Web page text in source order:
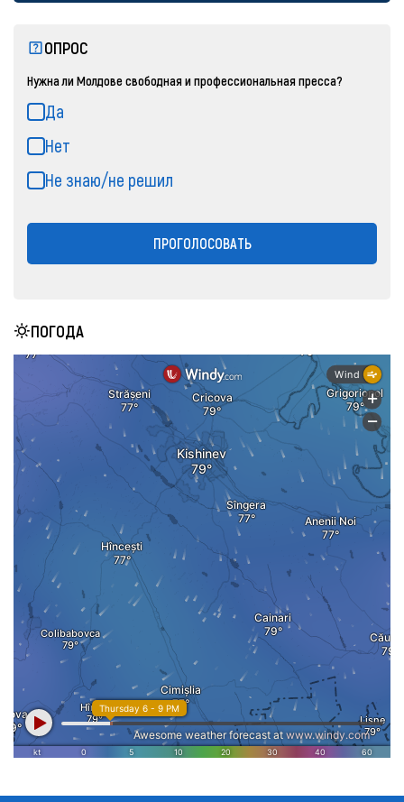
ОПРОС
Нужна ли Молдове свободная и профессиональная пресса?
Да
Нет
Не знаю/не решил
ПРОГОЛОСОВАТЬ
ПОГОДА